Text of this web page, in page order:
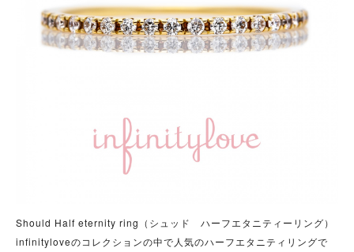
Should Half eternity ring（シュッド ハーフエタニティーリング）
infinityloveのコレクションの中で人気のハーフエタニティリングで